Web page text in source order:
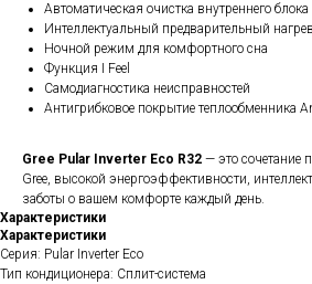
Автоматическая очистка внутреннего блока
Интеллектуальный предварительный нагрев
Ночной режим для комфортного сна
Функция I Feel
Самодиагностика неисправностей
Антигрибковое покрытие теплообменника
Gree Pular Inverter Eco R32 — это сочетание
Gree, высокой энергоэффективности,
заботы о вашем комфорте каждый день.
Характеристики
Характеристики
Серия: Pular Inverter Eco
Тип кондиционера: Сплит-система